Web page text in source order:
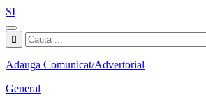
SI
Adauga Comunicat/Advertorial
General